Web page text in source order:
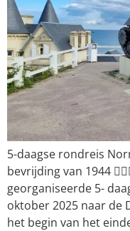
5-daagse rondreis
bevrijding van 1944
georganiseerde 5-
oktober 2025 naar de
het begin van het